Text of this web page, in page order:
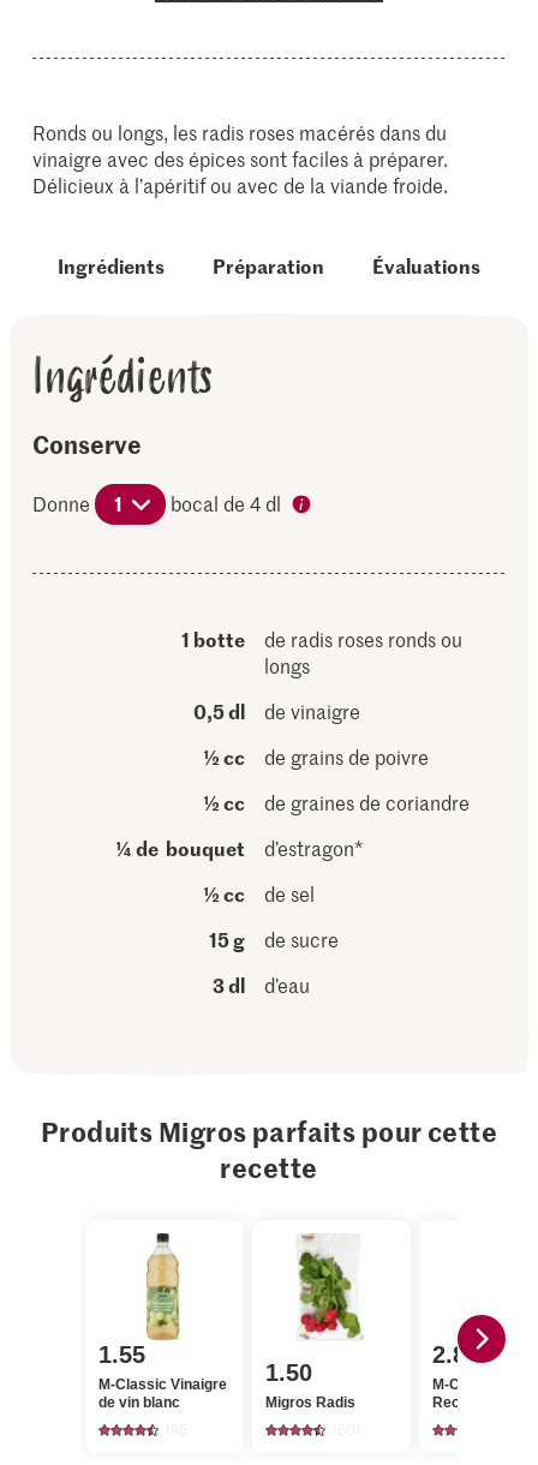
Ronds ou longs, les radis roses macérés dans du
vinaigre avec des épices sont faciles à préparer.
Délicieux à l’apéritif ou avec de la viande froide.
Ingrédients Préparation Évaluations
Ingrédients
Conserve
Donne 1 bocal de 4 dl
1 botte
de radis roses ronds ou
longs
0,5 dl
de vinaigre
½ cc
de grains de poivre
½ cc
de graines de coriandre
¼ de bouquet
d’estragon*
½ cc
de sel
15 g
de sucre
3 dl
d’eau
Produits Migros parfaits pour cette
recette
1.55
M-Classic Vinaigre
de vin blanc
1.50
Migros Radis
2.80
M-Classic
Recharge